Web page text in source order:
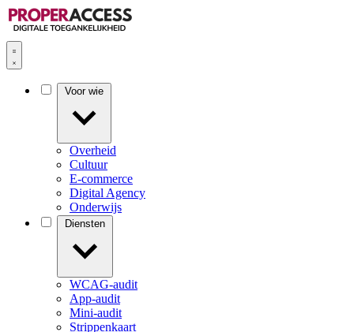
Overheid
Cultuur
E-commerce
Digital Agency
Onderwijs
WCAG-audit
App-audit
Mini-audit
Strippenkaart